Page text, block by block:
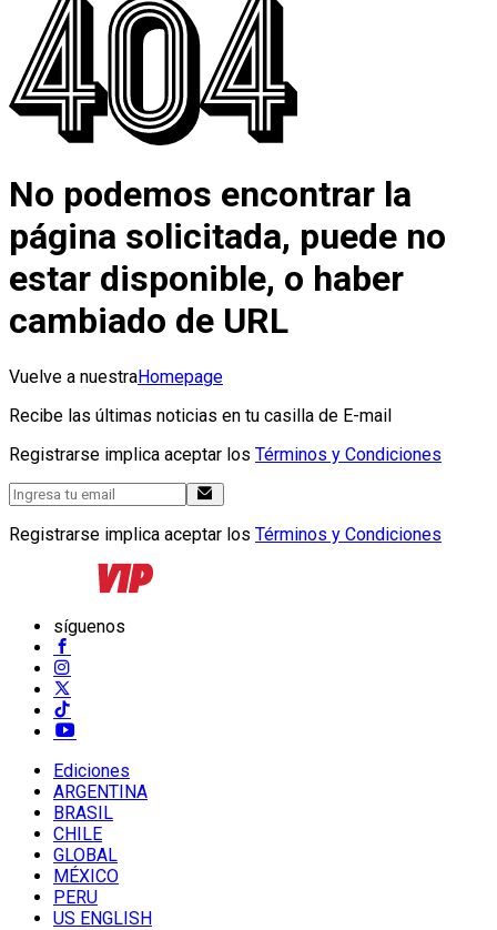
No podemos encontrar la
página solicitada, puede no
estar disponible, o haber
cambiado de URL
Vuelve a nuestraHomepage
Recibe las últimas noticias en tu casilla de E-mail
Registrarse implica aceptar los Términos y Condiciones
Registrarse implica aceptar los Términos y Condiciones
síguenos
Ediciones
ARGENTINA
BRASIL
CHILE
GLOBAL
MÉXICO
PERU
US ENGLISH